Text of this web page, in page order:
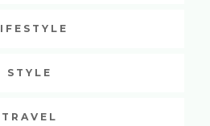
STYLE
TRAVEL